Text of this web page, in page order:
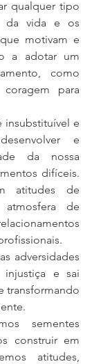
qualquer tipo
da vida e os
motivam e
a adotar um
como
para
insubstituível e
e
da nossa
difíceis.
atitudes de
de
adversidades
e sai
transformando
sementes
construir em
atitudes,